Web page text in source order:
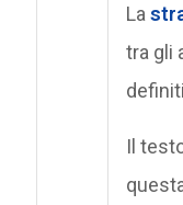
La
tra gli
Il